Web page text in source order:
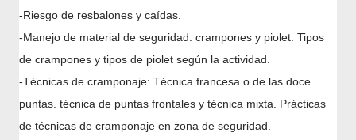
-Riesgo de resbalones y caídas.
-Manejo de material de seguridad: crampones y piolet. Tipos
de crampones y tipos de piolet según la actividad.
-Técnicas de cramponaje: Técnica francesa o de las doce
puntas. técnica de puntas frontales y técnica mixta. Prácticas
de técnicas de cramponaje en zona de seguridad.